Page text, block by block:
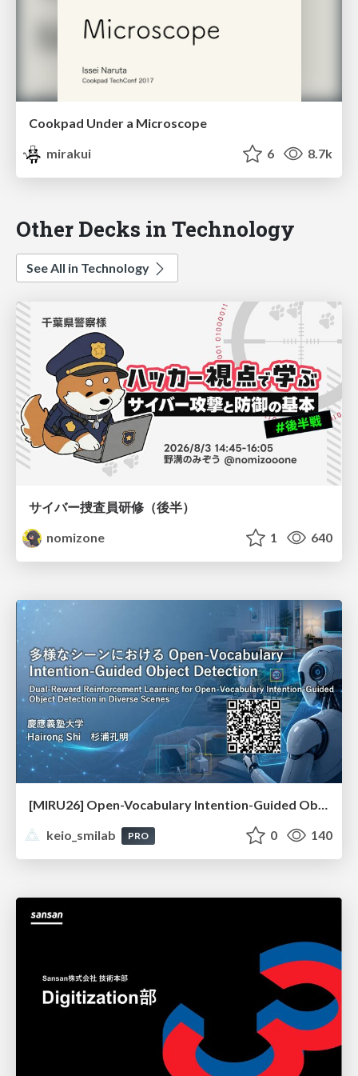
Cookpad Under a Microscope
mirakui
6 8.7k
Other Decks in Technology
See All in Technology
サイバー捜査員研修（後半）
nomizone
1 640
[MIRU26] Open-Vocabulary Intention-Guided Object Detection in Diverse Scenes
keio_smilab
PRO 0 140